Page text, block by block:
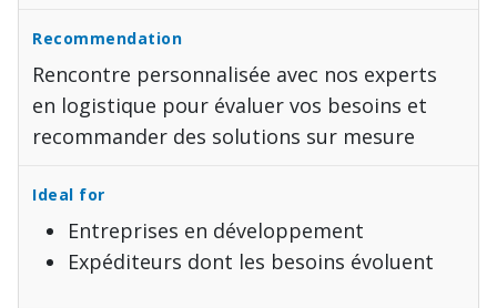
Rencontre personnalisée avec nos experts
en logistique pour évaluer vos besoins et
recommander des solutions sur mesure
Entreprises en développement
Expéditeurs dont les besoins évoluent